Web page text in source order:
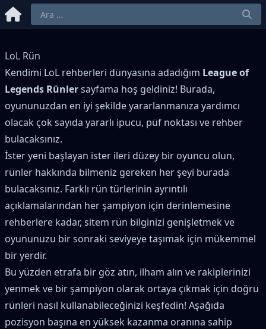
LoL Rün
Kendimi LoL rehberleri dünyasına adadığım League of
Legends Rünlersayfama hoş geldiniz! Burada,
oyununuzdan en iyi şekilde yararlanmanıza yardımcı
olacak çok sayıda yararlı ipucu, püf noktası ve rehber
bulacaksınız.
İster yeni başlayan ister ileri düzey bir oyuncu olun,
rünler hakkında bilmeniz gereken her şeyi burada
bulacaksınız. Farklı rün türlerinin ayrıntılı
açıklamalarından her şampiyon için derinlemesine
rehberlere kadar, sitem rün bilginizi genişletmek ve
oyununuzu bir sonraki seviyeye taşımak için mükemmel
bir yerdir.
Bu yüzden etrafa bir göz atın, ilham alın ve rakiplerinizi
yenmek ve bir şampiyon olarak ortaya çıkmak için doğru
rünleri nasıl kullanabileceğinizi keşfedin! Aşağıda
pozisyon başına en yüksek kazanma oranına sahip